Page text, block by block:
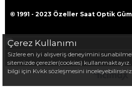
© 1991 - 2023 Özeller Saat Optik
Çerez Kullanımı
Sizlere en iyi alışveriş deneyimini
sitemizde çerezler(cookies) kullanmaktayız.
bilgi için Kvkk sözleşmesini